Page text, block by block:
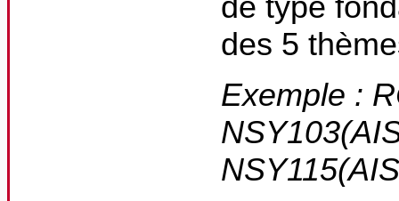
des 5
Exemple :